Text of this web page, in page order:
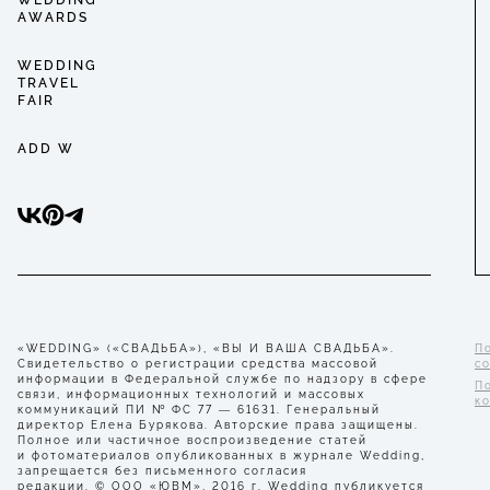
AWARDS
WEDDING
TRAVEL
FAIR
ADD W
«WEDDING» («СВАДЬБА»), «ВЫ И ВАША СВАДЬБА».
Свидетельство о регистрации средства массовой
информации в Федеральной службе по надзору в сфере
связи, информационных технологий и массовых
коммуникаций ПИ № ФС 77 — 61631. Генеральный
директор Елена Бурякова. Авторские права защищены.
Полное или частичное воспроизведение статей
и фотоматериалов опубликованных в журнале Wedding,
запрещается без письменного согласия
редакции. © ООО «ЮВМ», 2016 г. Wedding публикуется